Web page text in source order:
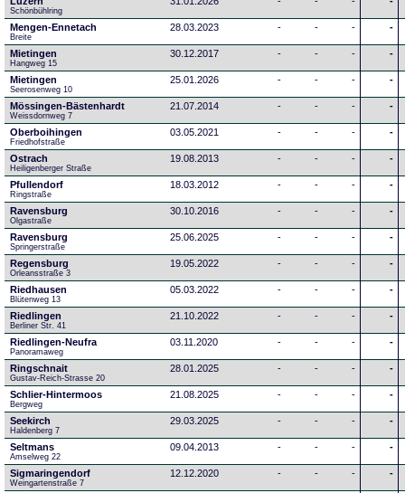
Schönbühlring
Mengen-Ennetach
Breite
28.03.2023 - - - -
Mietingen
Hangweg 15
30.12.2017 - - - -
Mietingen
Seerosenweg 10
25.01.2026 - - - -
Mössingen-Bästenhardt
Weissdornweg 7
21.07.2014 - - - -
Oberboihingen
Friedhofstraße
03.05.2021 - - - -
Ostrach
Heiligenberger Straße
19.08.2013 - - - -
Pfullendorf
Ringstraße
18.03.2012 - - - -
Ravensburg
Olgastraße
30.10.2016 - - - -
Ravensburg
Springerstraße
25.06.2025 - - - -
Regensburg
Orleansstraße 3
19.05.2022 - - - -
Riedhausen
Blütenweg 13
05.03.2022 - - - -
Riedlingen
Berliner Str. 41
21.10.2022 - - - -
Riedlingen-Neufra
Panoramaweg
03.11.2020 - - - -
Ringschnait
Gustav-Reich-Strasse 20
28.01.2025 - - - -
Schlier-Hintermoos
Bergweg
21.08.2025 - - - -
Seekirch
Haldenberg 7
29.03.2025 - - - -
Seltmans
Amselweg 22
09.04.2013 - - - -
Sigmaringendorf
Weingartenstraße 7
12.12.2020 - - - -